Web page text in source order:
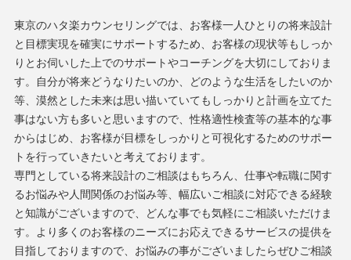
東京のハタ楽カウンセリングでは、お客様一人ひとりの将来設計
と目標実現を確実にサポートするため、お客様の現状等もしっか
りとお伺いした上でのサポートやコーチングを大切にしておりま
す。自分が将来どうなりたいのか、どのような生活をしたいのか
等、漠然とした未来は思い描いていてもしっかりと計画を立てた
事はない方も多いと思いますので、性格適性検査等の基本的な事
からはじめ、お客様が目標をしっかりと可視化するためのサポー
トを行っていきたいと考えております。
専門としている将来設計のご相談はもちろん、仕事や転職に関す
るお悩みや人間関係のお悩み等、幅広いご相談に対応できる経験
と知識がございますので、どんな事でも気軽にご相談いただけま
す。より多くのお客様のニーズにお応えできるサービスの提供を
目指しておりますので、お悩みの事がございましたらぜひご相談